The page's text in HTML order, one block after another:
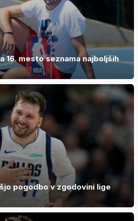
16. mesto seznama najboljših
pogodbo v zgodovini lige